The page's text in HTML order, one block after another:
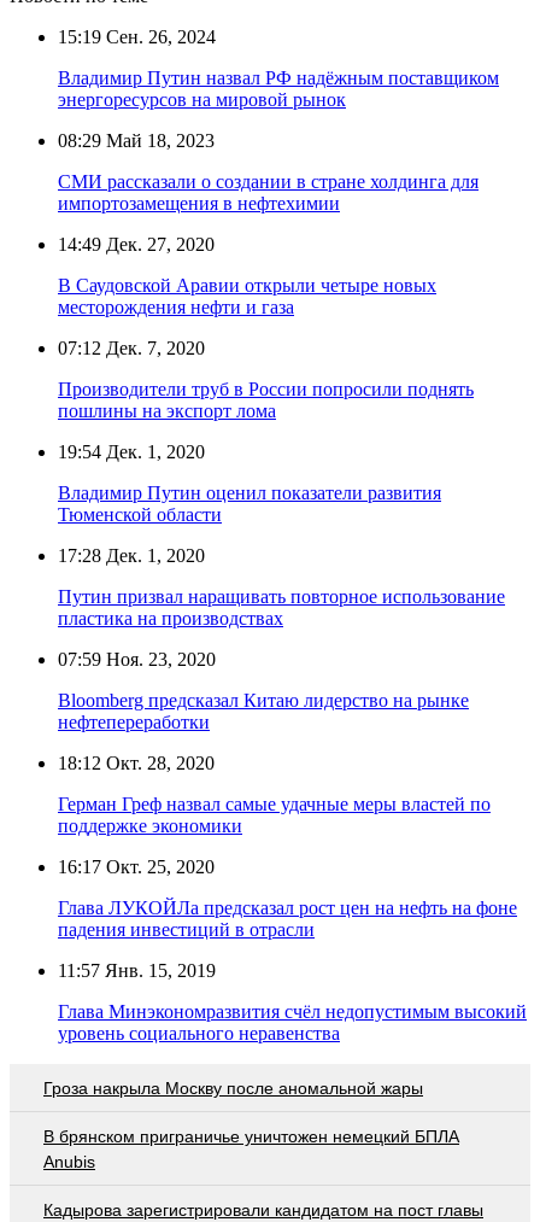
15:19 Сен. 26, 2024
Владимир Путин назвал РФ надёжным поставщиком
энергоресурсов на мировой рынок
08:29 Май 18, 2023
СМИ рассказали о создании в стране холдинга для
импортозамещения в нефтехимии
14:49 Дек. 27, 2020
В Саудовской Аравии открыли четыре новых
месторождения нефти и газа
07:12 Дек. 7, 2020
Производители труб в России попросили поднять
пошлины на экспорт лома
19:54 Дек. 1, 2020
Владимир Путин оценил показатели развития
Тюменской области
17:28 Дек. 1, 2020
Путин призвал наращивать повторное использование
пластика на производствах
07:59 Ноя. 23, 2020
Bloomberg предсказал Китаю лидерство на рынке
нефтепереработки
18:12 Окт. 28, 2020
Герман Греф назвал самые удачные меры властей по
поддержке экономики
16:17 Окт. 25, 2020
Глава ЛУКОЙЛа предсказал рост цен на нефть на фоне
падения инвестиций в отрасли
11:57 Янв. 15, 2019
Глава Минэкономразвития счёл недопустимым высокий
уровень социального неравенства
Гроза накрыла Москву после аномальной жары
В брянском приграничье уничтожен немецкий БПЛА
Anubis
Кадырова зарегистрировали кандидатом на пост главы